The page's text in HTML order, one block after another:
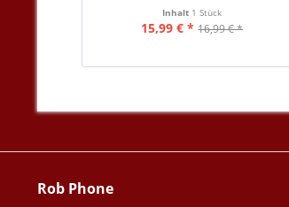
Inhalt 1 Stück
15,99 € * 16,99 € *
Rob Phone